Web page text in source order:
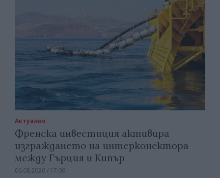
Актуално
Френска инвестиция активира
изграждането на интерконектора
между Гърция и Кипър
06.08.2026 / 17:06